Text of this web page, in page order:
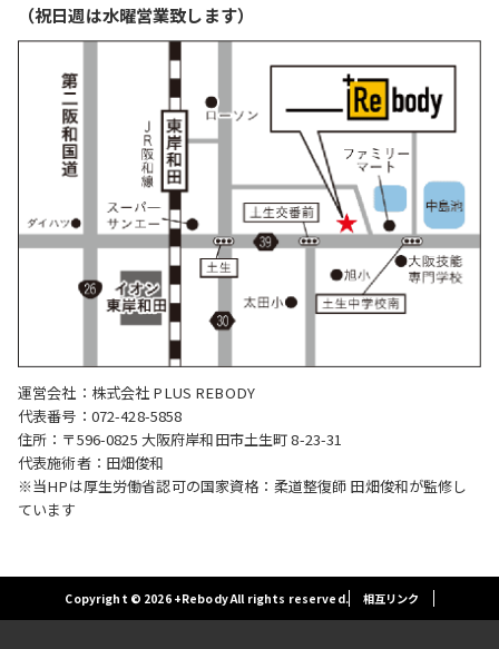
（祝日週は水曜営業致します）
運営会社：株式会社 PLUS REBODY
代表番号：072-428-5858
住所：〒596-0825 大阪府岸和田市土生町 8-23-31
代表施術者：田畑俊和
※当HPは厚生労働省認可の国家資格：柔道整復師 田畑俊和が監修し
ています
Copyright © 2026 +Rebody All rights reserved. 相互リンク